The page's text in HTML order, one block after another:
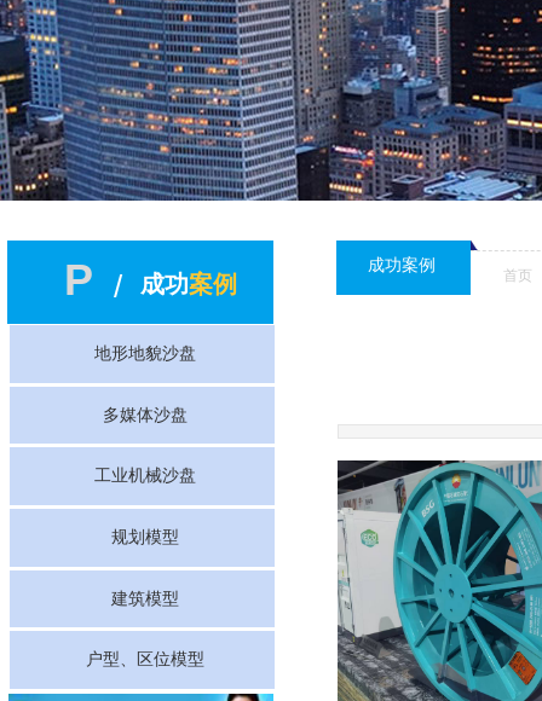
P 成功案例
/ 首页
成功案例
地形地貌沙盘
多媒体沙盘
工业机械沙盘
规划模型
建筑模型
户型、区位模型